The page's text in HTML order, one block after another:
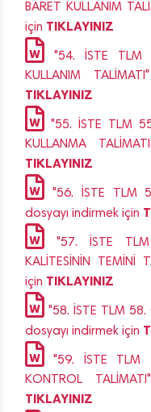
BARET KULLANIM
için TIKLAYINIZ
"54. İSTE TLM
KULLANIM
TIKLAYINIZ
"55. İSTE TLM
KULLANMA
TIKLAYINIZ
"56. İSTE TLM
dosyayı indirmek için
"57. İSTE TLM
KALİTESİNİN TEMİNİ
için TIKLAYINIZ
"58. İSTE TLM 58.
dosyayı indirmek için
"59. İSTE TLM
KONTROL
TIKLAYINIZ